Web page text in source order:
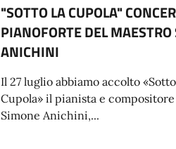
"SOTTO LA CUPOLA"
PIANOFORTE DEL
ANICHINI
Il 27 luglio abbiamo accolto
Cupola» il pianista e
Simone Anichini,...